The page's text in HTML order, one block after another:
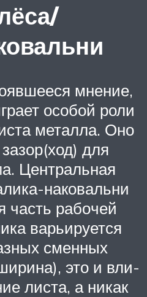
мне­ние,
осо­бой роли
метал­ла. Оно
для
Цен­траль­ная
нако­валь­ни
часть рабо­чей
варьи­ру­ет­ся
смен­ных
это и вли­
листа, а никак